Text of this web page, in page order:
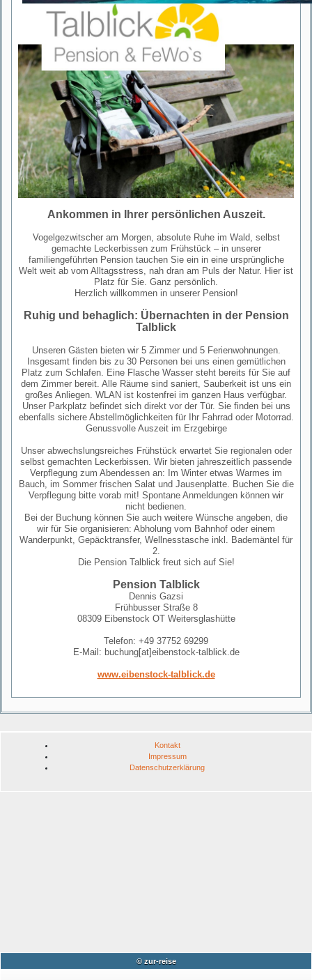
Ankommen in Ihrer persönlichen Auszeit.
Vogelgezwitscher am Morgen, absolute Ruhe im Wald, selbst
gemachte Leckerbissen zum Frühstück – in unserer
familiengeführten Pension tauchen Sie ein in eine ursprüngliche
Welt weit ab vom Alltagsstress, nah dran am Puls der Natur. Hier ist
Platz für Sie. Ganz persönlich.
Herzlich willkommen in unserer Pension!
Ruhig und behaglich: Übernachten in der Pension
Talblick
Unseren Gästen bieten wir 5 Zimmer und 5 Ferienwohnungen.
Insgesamt finden bis zu 30 Personen bei uns einen gemütlichen
Platz zum Schlafen. Eine Flasche Wasser steht bereits für Sie auf
dem Zimmer bereit. Alle Räume sind saniert, Sauberkeit ist uns ein
großes Anliegen. WLAN ist kostenfrei im ganzen Haus verfügbar.
Unser Parkplatz befindet sich direkt vor der Tür. Sie finden bei uns
ebenfalls sichere Abstellmöglichkeiten für Ihr Fahrrad oder Motorrad.
Genussvolle Auszeit im Erzgebirge
Unser abwechslungsreiches Frühstück erwartet Sie regionalen oder
selbst gemachten Leckerbissen. Wir bieten jahreszeitlich passende
Verpflegung zum Abendessen an: Im Winter etwas Warmes im
Bauch, im Sommer frischen Salat und Jausenplatte. Buchen Sie die
Verpflegung bitte vorab mit! Spontane Anmeldungen können wir
nicht bedienen.
Bei der Buchung können Sie auch weitere Wünsche angeben, die
wir für Sie organisieren: Abholung vom Bahnhof oder einem
Wanderpunkt, Gepäcktransfer, Wellnesstasche inkl. Bademäntel für
2.
Die Pension Talblick freut sich auf Sie!
Pension Talblick
Dennis Gazsi
Frühbusser Straße 8
08309 Eibenstock OT Weitersglashütte
Telefon: +49 37752 69299
E-Mail: buchung[at]eibenstock-talblick.de
www.eibenstock-talblick.de
Kontakt
Impressum
Datenschutzerklärung
© zur-reise